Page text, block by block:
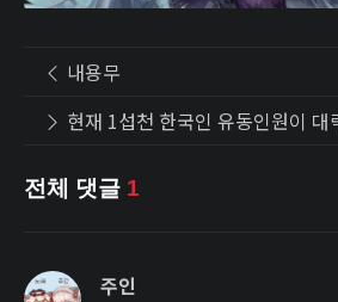
내용무
현재 1섭천 한국인 유동인원이 대
전체 댓글 1
주인